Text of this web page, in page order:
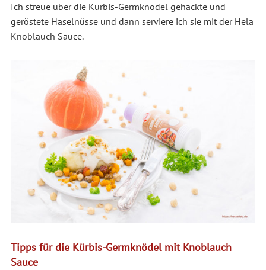
Ich streue über die Kürbis-Germknödel gehackte und
geröstete Haselnüsse und dann serviere ich sie mit der Hela
Knoblauch Sauce.
Tipps für die Kürbis-Germknödel mit Knoblauch
Sauce